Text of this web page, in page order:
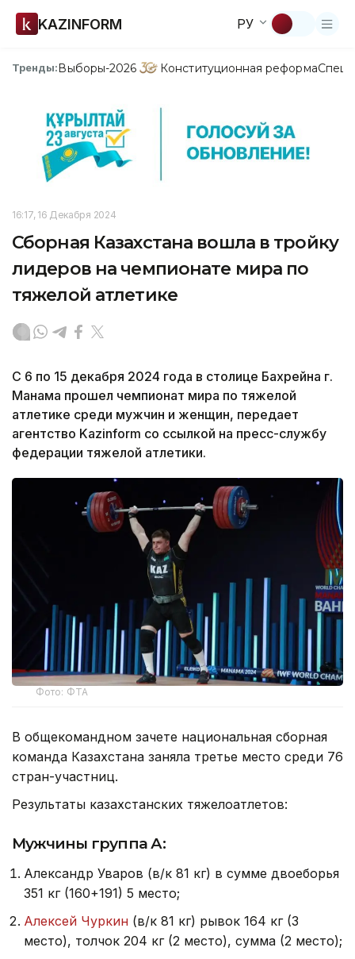
KAZINFORM РУ
Тренды:Выборы-2026 Конституционная реформа
16:17, 16 Декабря 2024
Сборная Казахстана вошла в тройку
лидеров на чемпионате мира по
тяжелой атлетике
С 6 по 15 декабря 2024 года в столице Бахрейна г.
Манама прошел чемпионат мира по тяжелой
атлетике среди мужчин и женщин, передает
агентство Kazinform со ссылкой на пресс-службу
федерации тяжелой атлетики.
Фото: ФТА
В общекомандном зачете национальная сборная
команда Казахстана заняла третье место среди 76
стран-участниц.
Результаты казахстанских тяжелоатлетов:
Мужчины группа А:
Александр Уваров (в/к 81 кг) в сумме двоеборья
351 кг (160+191) 5 место;
Алексей Чуркин (в/к 81 кг) рывок 164 кг (3
место), толчок 204 кг (2 место), сумма (2 место);